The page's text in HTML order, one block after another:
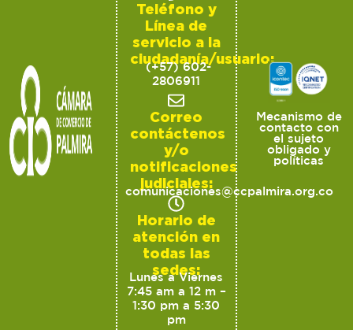
Teléfono y
Línea de
servicio a la
ciudadanía/usuario:
(+57) 602-
2806911
Correo
contáctenos
y/o
notificaciones
judiciales:
comunicaciones@ccpalmira.org.co
Horario de
atención en
todas las
sedes:
Lunes a Viernes
7:45 am a 12 m –
1:30 pm a 5:30
pm
Mecanismo de
contacto con
el sujeto
obligado y
políticas